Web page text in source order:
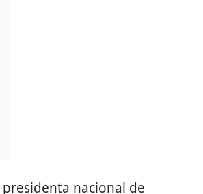
presidenta nacional de